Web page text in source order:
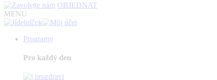
OBJEDNAT
MENU
Programy
Pro každý den